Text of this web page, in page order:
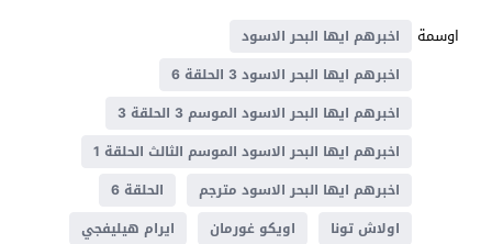
اوسمة
اخبرهم ايها البحر الاسود
اخبرهم ايها البحر الاسود 3 الحلقة 6
اخبرهم ايها البحر الاسود الموسم 3 الحلقة 3
اخبرهم ايها البحر الاسود الموسم الثالث الحلقة 1
اخبرهم ايها البحر الاسود مترجم
الحلقة 6
اولاش تونا
اويكو غورمان
ايرام هيليفجي